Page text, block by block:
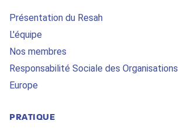
Présentation du Resah
L'équipe
Nos membres
Responsabilité Sociale des Organisations
Europe
PRATIQUE